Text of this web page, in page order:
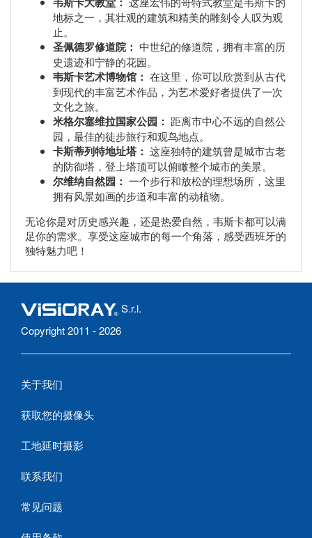
地标之一，其壮观的建筑和精美的雕刻令人叹为观
止。
圣佩德罗修道院： 中世纪的修道院，拥有丰富的历
史遗迹和宁静的花园。
韦斯卡艺术博物馆： 在这里，你可以欣赏到从古代
到现代的丰富艺术作品，为艺术爱好者提供了一次
文化之旅。
米格尔塞维拉国家公园： 距离市中心不远的自然公
园，最佳的徒步旅行和观鸟地点。
卡斯蒂列特地址塔： 这座独特的建筑曾是城市古老
的防御塔，登上塔顶可以俯瞰整个城市的美景。
尔维纳自然园： 一个步行和放松的理想场所，这里
拥有风景如画的步道和丰富的动植物。
无论你是对历史感兴趣，还是热爱自然，韦斯卡都可以满
足你的需求。享受这座城市的每一个角落，感受西班牙的
独特魅力吧！
S.r.l.
Copyright 2011 - 2026
关于我们
获取您的摄像头
工地延时摄影
联系我们
常见问题